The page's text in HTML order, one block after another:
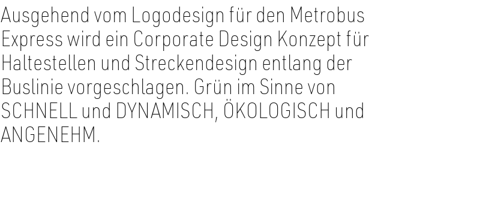
Ausgehend vom Logodesign für den Metrobus
Express wird ein Corporate Design Konzept für
Haltestellen und Streckendesign entlang der
Buslinie vorgeschlagen. Grün im Sinne von
SCHNELL und DYNAMISCH, ÖKOLOGISCH und
ANGENEHM.